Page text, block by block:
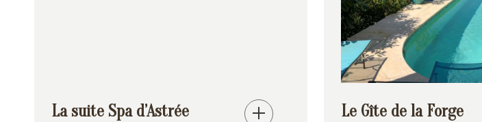
La suite Spa d’Astrée Le Gîte de la Forge